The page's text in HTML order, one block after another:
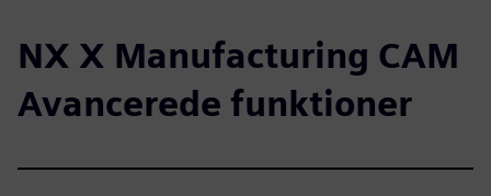
NX X Manufacturing CAM
Avancerede funktioner